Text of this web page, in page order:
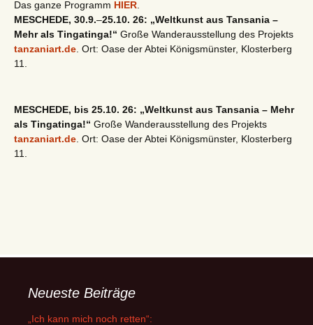
Das ganze Programm HIER
MESCHEDE, 30.9.–25.10. 26: „Weltkunst aus Tansania –
Mehr als Tingatinga!“ Große Wanderausstellung des Projekts
tanzaniart.de . Ort: Oase der Abtei Königsmünster, Klosterberg
11.
MESCHEDE, bis 25.10. 26: „Weltkunst aus Tansania – Mehr
als Tingatinga!“ Große Wanderausstellung des Projekts
tanzaniart.de . Ort: Oase der Abtei Königsmünster, Klosterberg
11.
Neueste Beiträge
„Ich kann mich noch retten“: